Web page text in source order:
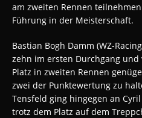
am zweiten Rennen
Führung in der Meisterschaft.
Bastian Bogh Damm (WZ-
zehn im ersten Durchgang
Platz in zweiten Rennen
zwei der Punktewertung zu
Tensfeld ging hingegen an
trotz dem Platz auf dem